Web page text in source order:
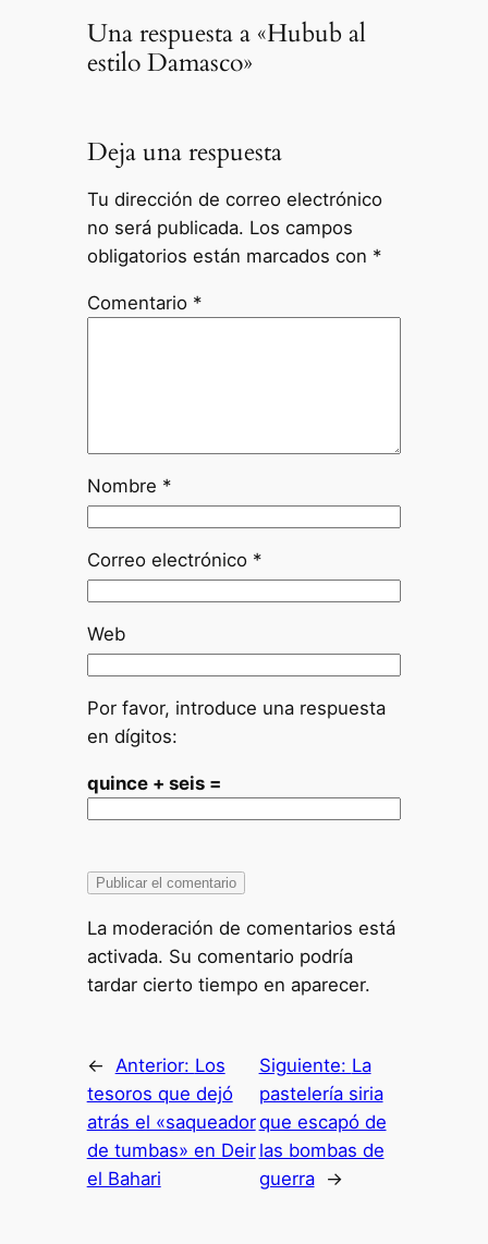
Una respuesta a «Hubub al
estilo Damasco»
Deja una respuesta
Tu dirección de correo electrónico
no será publicada. Los campos
obligatorios están marcados con *
Comentario *
Nombre *
Correo electrónico *
Web
Por favor, introduce una respuesta
en dígitos:
quince + seis =
La moderación de comentarios está
activada. Su comentario podría
tardar cierto tiempo en aparecer.
← Anterior: Los
tesoros que dejó
atrás el «saqueador
de tumbas» en Deir
el Bahari
Siguiente: La
pastelería siria
que escapó de
las bombas de
guerra
→